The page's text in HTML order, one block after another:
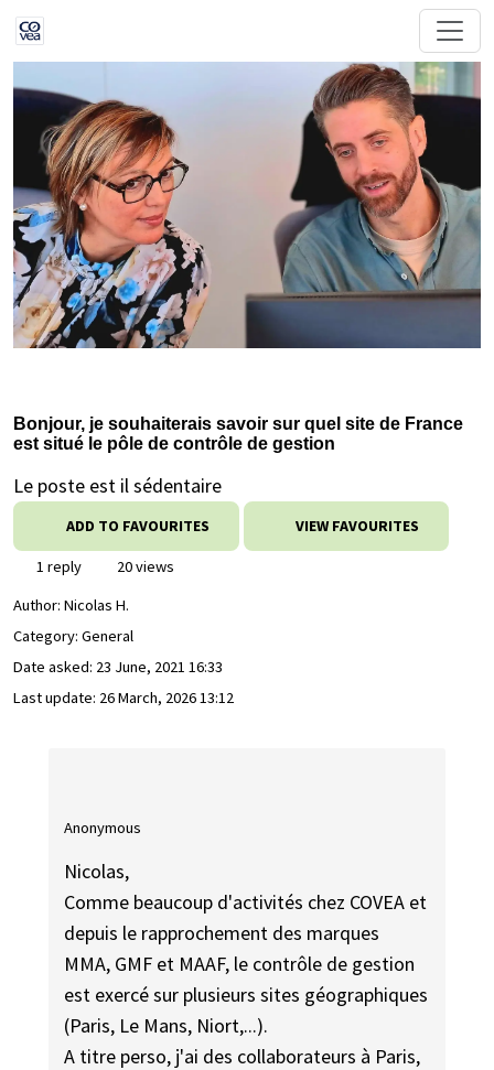
Bonjour, je souhaiterais savoir sur quel site de France
est situé le pôle de contrôle de gestion
Le poste est il sédentaire
ADD TO FAVOURITES VIEW FAVOURITES
1 reply
20 views
Author: Nicolas H.
Category: General
Date asked: 23 June, 2021 16:33
Last update: 26 March, 2026 13:12
Anonymous
Nicolas,
Comme beaucoup d'activités chez COVEA et
depuis le rapprochement des marques
MMA, GMF et MAAF, le contrôle de gestion
est exercé sur plusieurs sites géographiques
(Paris, Le Mans, Niort,...).
A titre perso, j'ai des collaborateurs à Paris,